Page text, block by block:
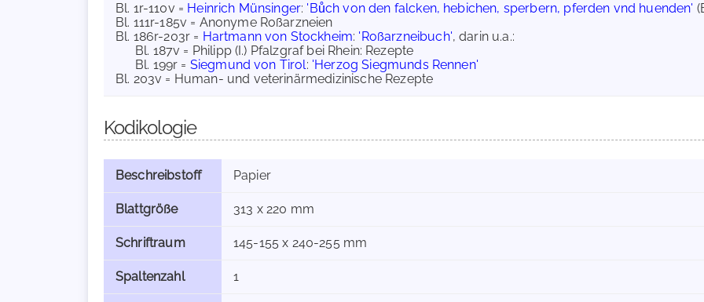
Bl. 1r-110v = Heinrich Münsinger: 'Bůch von den falcken, hebichen, sperbern, pferden vnd huenden'
Bl. 111r-185v = Anonyme Roßarzneien
Bl. 186r-203r = Hartmann von Stockheim: 'Roßarzneibuch', darin u.a.:
Bl. 187v = Philipp (I.) Pfalzgraf bei Rhein: Rezepte
Bl. 199r = Siegmund von Tirol: 'Herzog Siegmunds Rennen'
Bl. 203v = Human- und veterinärmedizinische Rezepte
Kodikologie
Beschreibstoff Papier
Blattgröße 313 x 220 mm
Schriftraum 145-155 x 240-255 mm
Spaltenzahl 1